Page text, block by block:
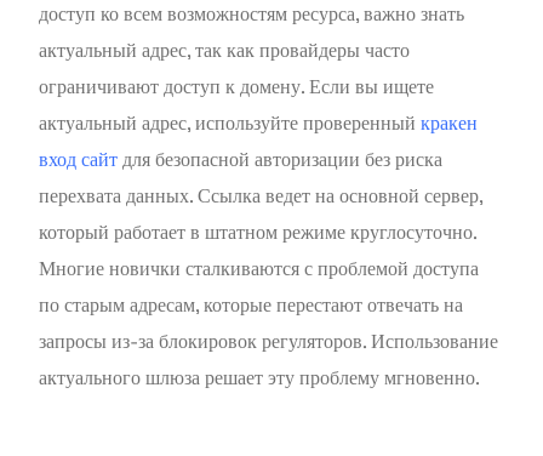
доступ ко всем возможностям ресурса, важно знать
актуальный адрес, так как провайдеры часто
ограничивают доступ к домену. Если вы ищете
актуальный адрес, используйте проверенныйкракен
вход сайтдля безопасной авторизации без риска
перехвата данных. Ссылка ведет на основной сервер,
который работает в штатном режиме круглосуточно.
Многие новички сталкиваются с проблемой доступа
по старым адресам, которые перестают отвечать на
запросы из-за блокировок регуляторов. Использование
актуального шлюза решает эту проблему мгновенно.